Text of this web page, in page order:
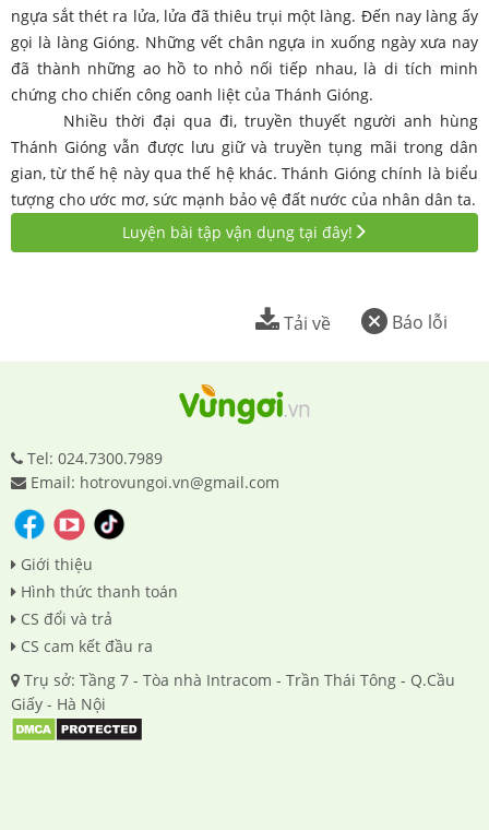
ngựa sắt thét ra lửa, lửa đã thiêu trụi một làng. Đến nay làng ấy
gọi là làng Gióng. Những vết chân ngựa in xuống ngày xưa nay
đã thành những ao hồ to nhỏ nối tiếp nhau, là di tích minh
chứng cho chiến công oanh liệt của Thánh Gióng.
Nhiều thời đại qua đi, truyền thuyết người anh hùng
Thánh Gióng vẫn được lưu giữ và truyền tụng mãi trong dân
gian, từ thế hệ này qua thế hệ khác. Thánh Gióng chính là biểu
tượng cho ước mơ, sức mạnh bảo vệ đất nước của nhân dân ta.
Luyện bài tập vận dụng tại đây!
Báo lỗi
Tải về
Tel: 024.7300.7989
Email: hotrovungoi.vn@gmail.com
Giới thiệu
Hình thức thanh toán
CS đổi và trả
CS cam kết đầu ra
Trụ sở: Tầng 7 - Tòa nhà Intracom - Trần Thái Tông - Q.Cầu
Giấy - Hà Nội